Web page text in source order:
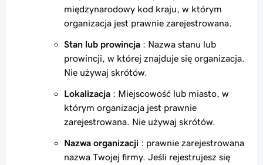
międzynarodowy kod kraju, w którym
organizacja jest prawnie zarejestrowana.
Stan lub prowincja : Nazwa stanu lub
prowincji, w której znajduje się organizacja.
Nie używaj skrótów.
Lokalizacja : Miejscowość lub miasto, w
którym organizacja jest prawnie
zarejestrowana. Nie używaj skrótów.
Nazwa organizacji : prawnie zarejestrowana
nazwa Twojej firmy. Jeśli rejestrujesz się